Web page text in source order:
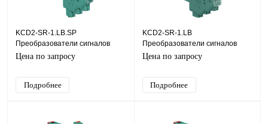
KCD2-SR-1.LB.SP
Преобразователи сигналов
KCD 1хDI (NAMUR, СК (сухой
Цена по запросу
Подробнее
KCD2-SR-1.LB
Преобразователи сигналов
KCD 1хDI (NAMUR, СК (сухой
Цена по запросу
Подробнее